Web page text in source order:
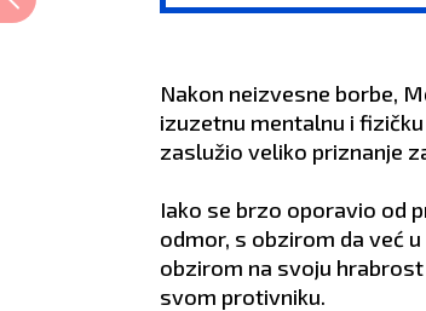
platu
Nakon neizvesne borbe,
izuzetnu mentalnu i
zaslužio veliko priznanje
Iako se brzo oporavio od
odmor, s obzirom da već
obzirom na svoju
svom protivniku.
vas novo
LJUBAV:Očekuje vas
ZDRAVLJE:Aritmija.